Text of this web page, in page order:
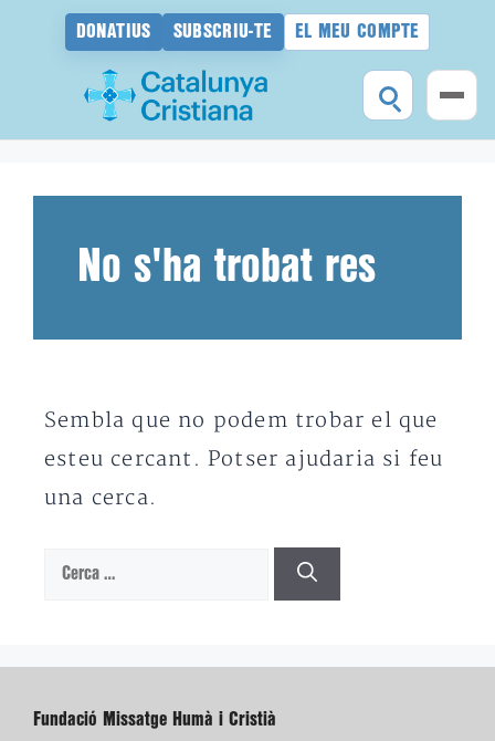
DONATIUS SUBSCRIU-TE EL MEU COMPTE
No s'ha trobat res
Sembla que no podem trobar el que
esteu cercant. Potser ajudaria si feu
una cerca.
Cerca:
Fundació Missatge Humà i Cristià